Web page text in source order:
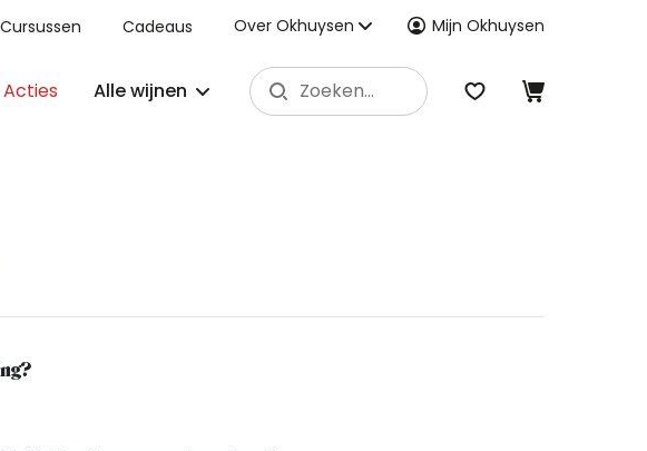
Cursussen Cadeaus Over Okhuysen Mijn Okhuysen
Acties Alle wijnen